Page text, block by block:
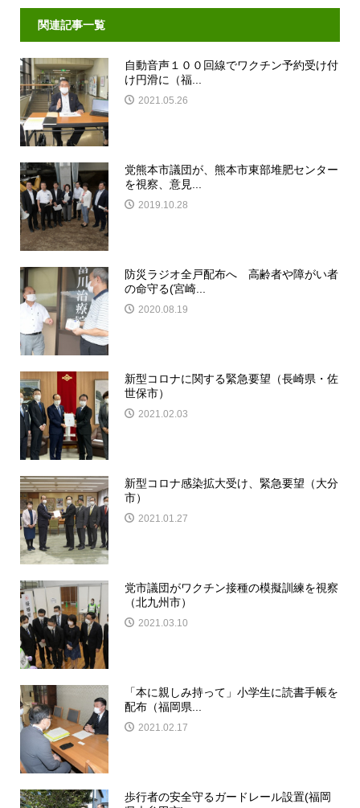
関連記事一覧
自動音声１００回線でワクチン予約受け付
け円滑に（福...
2021.05.26
党熊本市議団が、熊本市東部堆肥センター
を視察、意見...
2019.10.28
防災ラジオ全戸配布へ 高齢者や障がい者
の命守る(宮崎...
2020.08.19
新型コロナに関する緊急要望（長崎県・佐
世保市）
2021.02.03
新型コロナ感染拡大受け、緊急要望（大分
市）
2021.01.27
党市議団がワクチン接種の模擬訓練を視察
（北九州市）
2021.03.10
「本に親しみ持って」小学生に読書手帳を
配布（福岡県...
2021.02.17
歩行者の安全守るガードレール設置(福岡